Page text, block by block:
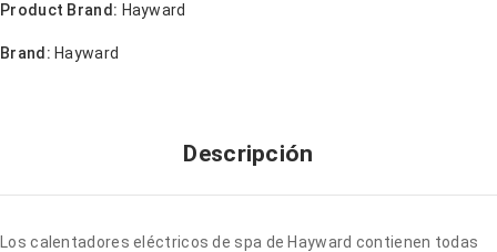
Product Brand: Hayward
Brand: Hayward
Descripción
Los calentadores eléctricos de spa de Hayward contienen todas